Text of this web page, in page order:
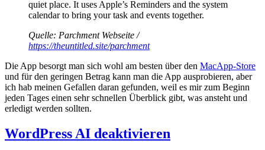
quiet place. It uses Apple’s Reminders and the system
calendar to bring your task and events together.
Quelle: Parchment Webseite /
https://theuntitled.site/parchment
Die App besorgt man sich wohl am besten über den MacApp-Store
und für den geringen Betrag kann man die App ausprobieren, aber
ich hab meinen Gefallen daran gefunden, weil es mir zum Beginn
jeden Tages einen sehr schnellen Überblick gibt, was ansteht und
erledigt werden sollten.
WordPress AI deaktivieren